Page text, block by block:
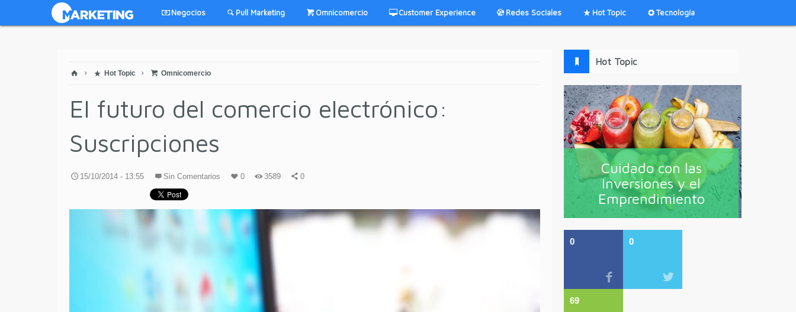
Negocios Pull Marketing Omnicomercio Customer Experience Redes Sociales Hot Topic Tecnología
Hot Topic Omnicomercio
El futuro del comercio electrónico:
Suscripciones
15/10/2014 - 13:55 Sin Comentarios 0 3589 0
Hot Topic
Cuidado con las
Inversiones y el
Emprendimiento
0 0
69